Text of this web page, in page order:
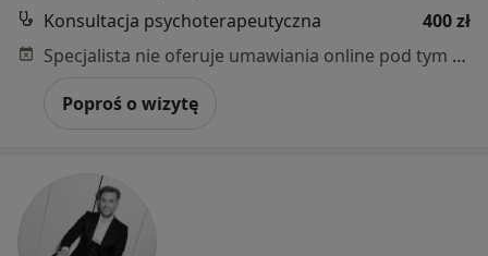
Konsultacja psychoterapeutyczna
400 zł
Specjalista nie oferuje umawiania online pod tym adresem.
Poproś o wizytę